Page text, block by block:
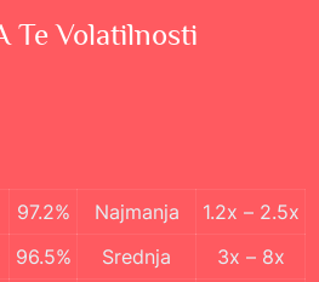
Te Volatilnosti
97.2% Najmanja
1.2x – 2.5x
96.5% Srednja
3x – 8x